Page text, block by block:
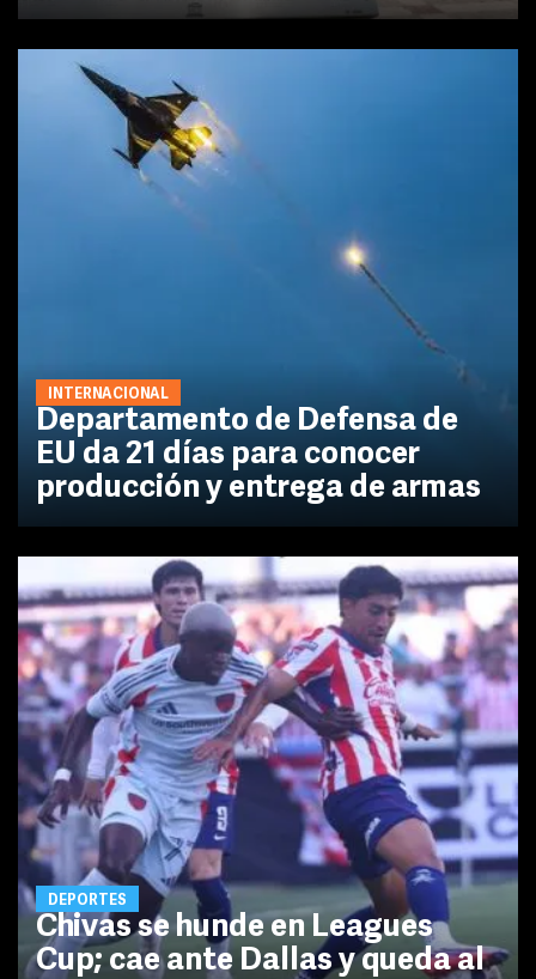
INTERNACIONAL
Departamento de Defensa de
EU da 21 días para conocer
producción y entrega de armas
DEPORTES
Chivas se hunde en Leagues
Cup; cae ante Dallas y queda al